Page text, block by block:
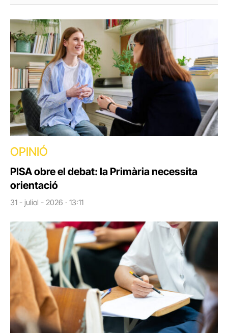
OPINIÓ
PISA obre el debat: la Primària necessita
orientació
31 - juliol - 2026 · 13:11